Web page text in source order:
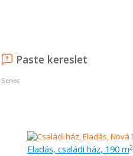
Paste kereslet
Eladás, családi ház, 190 m2